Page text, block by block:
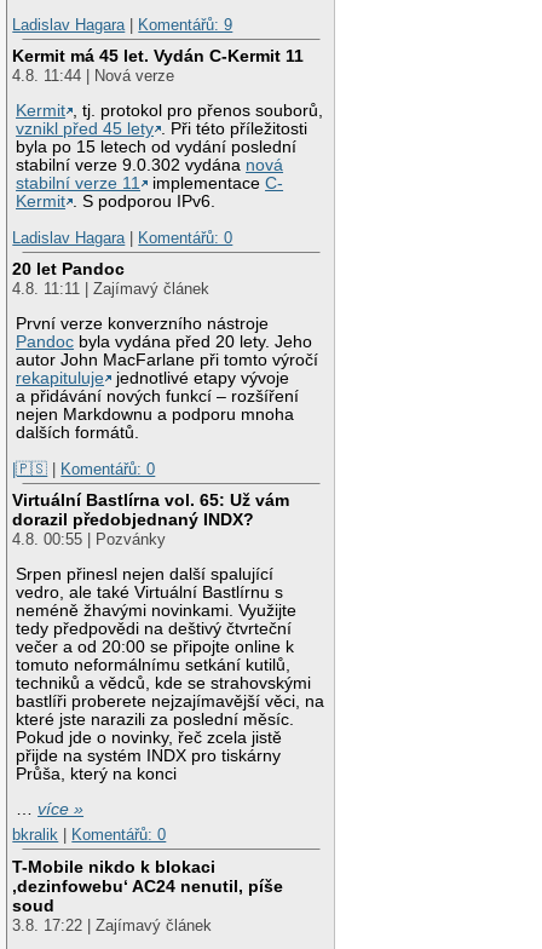
Ladislav Hagara | Komentářů: 9
Kermit má 45 let. Vydán C-Kermit 11
4.8. 11:44 | Nová verze
Kermit , tj. protokol pro přenos souborů,
vznikl před 45 lety . Při této příležitosti
byla po 15 letech od vydání poslední
stabilní verze 9.0.302 vydána nová
stabilní verze 11
implementaceC-
Kermit . S podporou IPv6.
Ladislav Hagara | Komentářů: 0
20 let Pandoc
4.8. 11:11 | Zajímavý článek
První verze konverzního nástroje
Pandoc byla vydána před 20 lety. Jeho
autor John MacFarlane při tomto výročí
rekapituluje
jednotlivé etapy vývoje
a přidávání nových funkcí – rozšíření
nejen Markdownu a podporu mnoha
dalších formátů.
|🇵🇸 | Komentářů: 0
Virtuální Bastlírna vol. 65: Už vám
dorazil předobjednaný INDX?
4.8. 00:55 | Pozvánky
Srpen přinesl nejen další spalující
vedro, ale také Virtuální Bastlírnu s
neméně žhavými novinkami. Využijte
tedy předpovědi na deštivý čtvrteční
večer a od 20:00 se připojte online k
tomuto neformálnímu setkání kutilů,
techniků a vědců, kde se strahovskými
bastlíři proberete nejzajímavější věci, na
které jste narazili za poslední měsíc.
Pokud jde o novinky, řeč zcela jistě
přijde na systém INDX pro tiskárny
Průša, který na konci
…více »
bkralik
Komentářů: 0
T-Mobile nikdo k blokaci
‚dezinfowebu‘ AC24 nenutil, píše
soud
3.8. 17:22 | Zajímavý článek